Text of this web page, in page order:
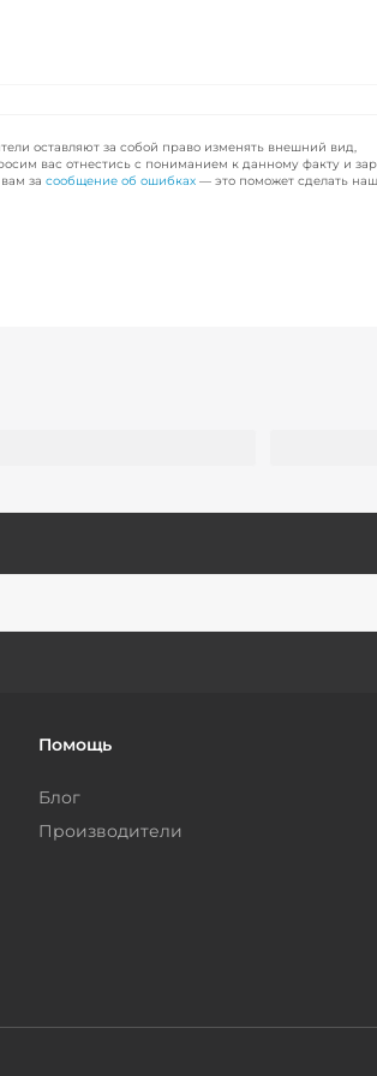
оставляют за собой право изменять внешний вид,
вас отнестись с пониманием к данному факту и
за сообщение об ошибках — это поможет сделать
Помощь
Блог
Производители